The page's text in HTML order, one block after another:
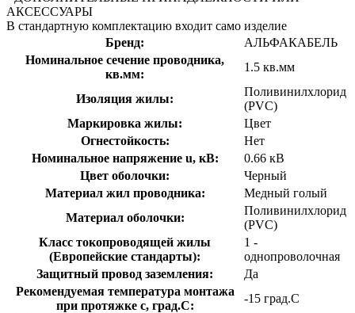
АКСЕССУАРЫ
В стандартную комплектацию входит само изделие
Бренд:
АЛЬФАКАБЕЛЬ
Номинальное сечение проводника,
кв.мм:
1.5 кв.мм
Изоляция жилы:
Поливинилхлорид
(PVC)
Маркировка жилы:
Цвет
Огнестойкость:
Нет
Номинальное напряжение u, кВ:
0.66 кВ
Цвет оболочки:
Черный
Материал жил проводника:
Медный голый
Материал оболочки:
Поливинилхлорид
(PVC)
Класс токопроводящей жилы
(Европейские стандарты):
1 -
однопроволочная
Защитный провод заземления:
Да
Рекомендуемая температура монтажа
при протяжке с, град.C:
-15 град.C